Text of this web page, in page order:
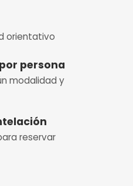
orientativo
persona
modalidad y
reservar